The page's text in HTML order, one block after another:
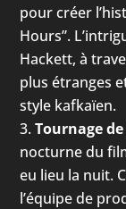
pour créer
Hours”.
Hackett, à
plus étranges
style kafkaïen.
Tournage
nocturne du
eu lieu la nuit.
l’équipe de